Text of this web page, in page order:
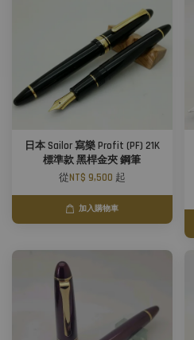
日本 Sailor 寫樂 Profit (PF) 21K
標準款 黑桿金夾 鋼筆
從NT$ 9,500 起
加入購物車